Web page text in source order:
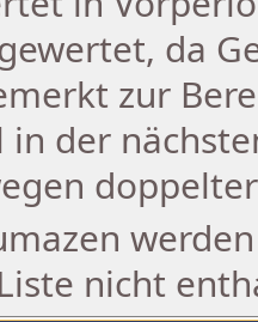
da
zur
in der
nicht